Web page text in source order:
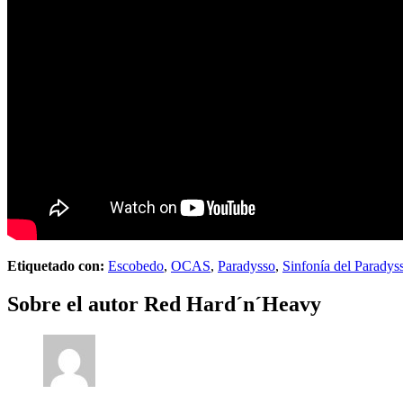
Etiquetado con: Escobedo, OCAS, Paradysso, Sinfonía del
Sobre el autor Red Hard´n´Heavy